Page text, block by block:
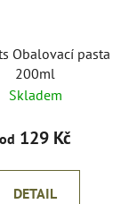
Obalovací pasta
200ml
Skladem
od 129 Kč
DETAIL